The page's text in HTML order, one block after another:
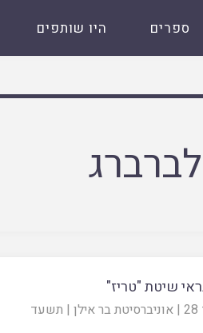
ספרים היו שותפים
שיטת "טריז"
|אוניברסיטת בר אילן | תשעד